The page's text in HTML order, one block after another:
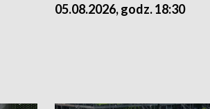
05.08.2026, godz. 18:30